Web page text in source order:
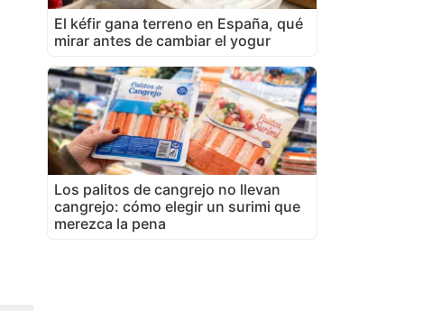
El kéfir gana terreno en España, qué
mirar antes de cambiar el yogur
Los palitos de cangrejo no llevan
cangrejo: cómo elegir un surimi que
merezca la pena